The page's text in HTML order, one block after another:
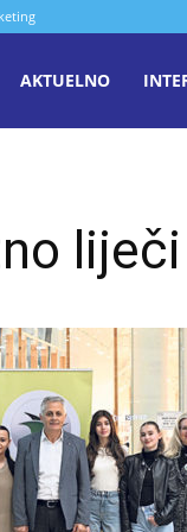
AKTUELNO